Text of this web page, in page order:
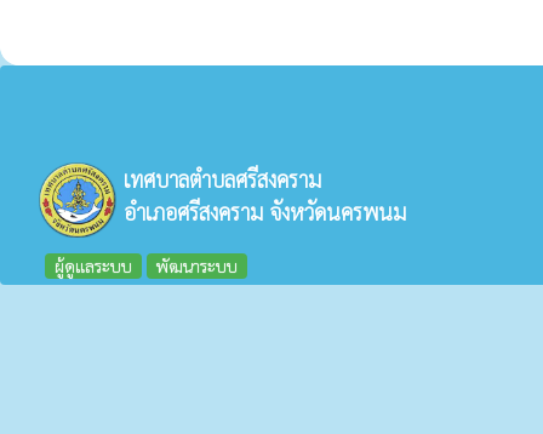
เทศบาลตำบลศรีสงคราม
อำเภอศรีสงคราม จังหวัดนครพนม
ผู้ดูแลระบบ พัฒนาระบบ